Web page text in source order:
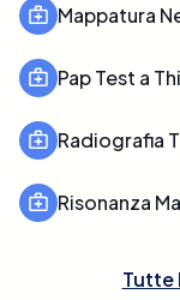
Mappatura
Pap Test a
Radiografia
Risonanza
Tutte